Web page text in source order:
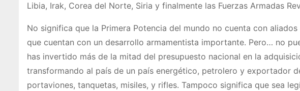
Libia, Irak, Corea del Norte, Siria y finalmente las Fuerzas Armadas
No significa que la Primera Potencia del mundo no cuenta con
que cuentan con un desarrollo armamentista importante. Pero… no
has invertido más de la mitad del presupuesto nacional en la
transformando al país de un país energético, petrolero y exportador
portaviones, tanquetas, misiles, y rifles. Tampoco significa que sea